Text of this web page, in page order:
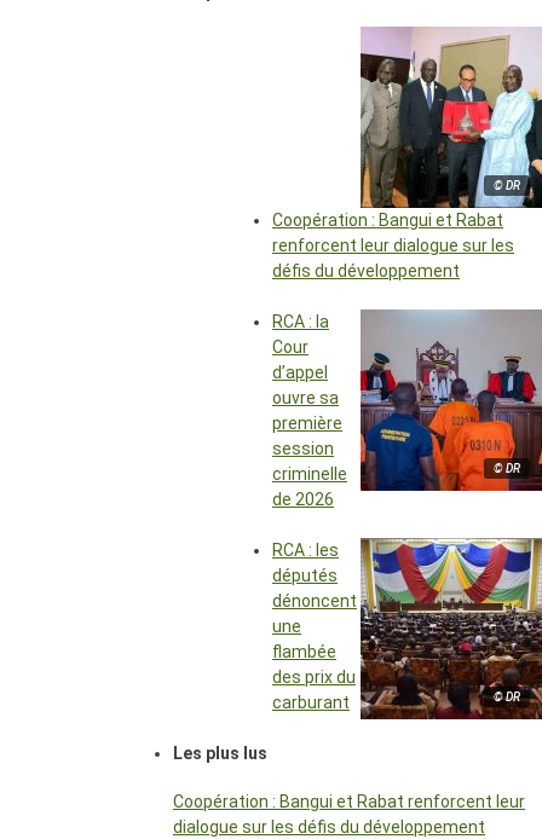
© DR
Coopération : Bangui et Rabat
renforcent leur dialogue sur les
défis du développement
© DR
RCA : la
Cour
d’appel
ouvre sa
première
session
criminelle
de 2026
© DR
RCA : les
députés
dénoncent
une
flambée
des prix du
carburant
Les plus lus
Coopération : Bangui et Rabat renforcent leur
dialogue sur les défis du développement